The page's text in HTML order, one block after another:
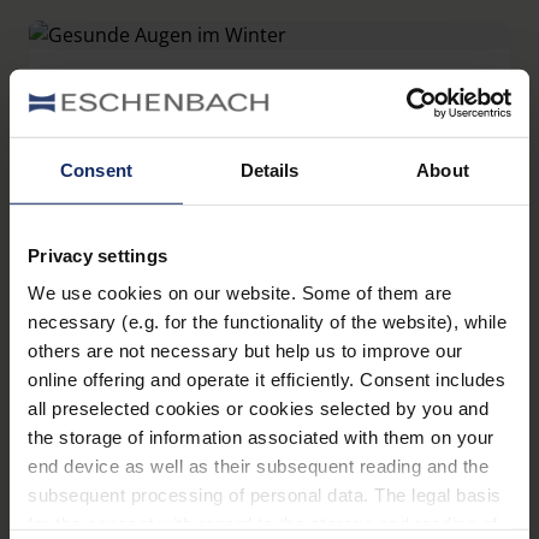
Consent Details About
Privacy settings
We use cookies on our website. Some of them are
necessary (e.g. for the functionality of the website), while
others are not necessary but help us to improve our
online offering and operate it efficiently. Consent includes
all preselected cookies or cookies selected by you and
the storage of information associated with them on your
end device as well as their subsequent reading and the
subsequent processing of personal data. The legal basis
eine Zeitschrift oder ein Buch. Lesen begleitet uns
eigentlich mehr oder weniger als früher? Die
Antwort ist nicht eindeutig. Wir lesen ständig - aber
anders.
11. Dezember 2025
Gesunde Augen im Winter
Vielleicht haben Sie im Winter schon einmal
bemerkt, dass sich Ihre Augen schneller
denn in der kalten Jahreszeit benötigen die Augen
verraten wir Ihnen, wie Sie Ihre Augengesundheit in
den Wintermonaten unterstützen können.
Außerdem lesen Sie, wie ambelis® Ihre Augen im
winterlichen Alltag zusätzlich entlastet.
4. Dezember 2025
Was ist Grüner Star?
Definition, Früherkennung,
Risikofaktoren, Behandlung